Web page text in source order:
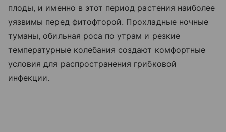
плоды, и именно в этот период растения наиболее
уязвимы перед фитофторой. Прохладные ночные
туманы, обильная роса по утрам и резкие
температурные колебания создают комфортные
условия для распространения грибковой
инфекции.